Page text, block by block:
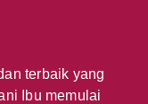
terbaik yang
Ibu memulai